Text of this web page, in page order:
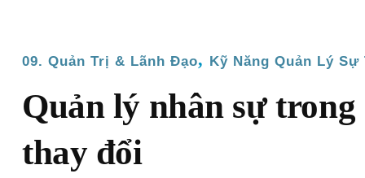
09. Quản Trị & Lãnh Đạo, Kỹ Năng Quản Lý
Quản lý nhân sự
thay đổi